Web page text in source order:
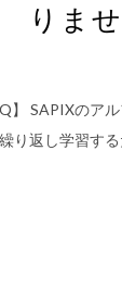
りま
Q】 SAPIXのア
り返し学習す